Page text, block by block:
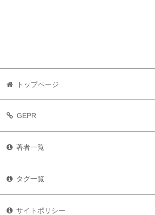
トップページ
GEPR
著者一覧
タグ一覧
サイトポリシー